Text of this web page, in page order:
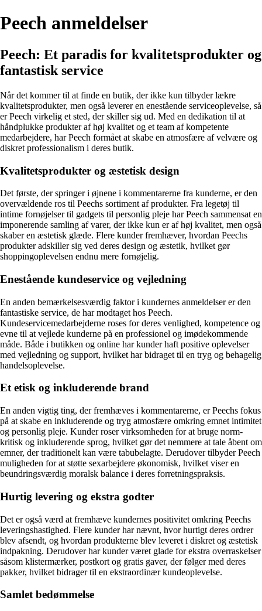
Peech anmeldelser
Peech: Et paradis for kvalitetsprodukter og
fantastisk service
Når det kommer til at finde en butik, der ikke kun tilbyder lækre
kvalitetsprodukter, men også leverer en enestående serviceoplevelse, så
er Peech virkelig et sted, der skiller sig ud. Med en dedikation til at
håndplukke produkter af høj kvalitet og et team af kompetente
medarbejdere, har Peech formået at skabe en atmosfære af velvære og
diskret professionalism i deres butik.
Kvalitetsprodukter og æstetisk design
Det første, der springer i øjnene i kommentarerne fra kunderne, er den
overvældende ros til Peechs sortiment af produkter. Fra legetøj til
intime fornøjelser til gadgets til personlig pleje har Peech sammensat en
imponerende samling af varer, der ikke kun er af høj kvalitet, men også
skaber en æstetisk glæde. Flere kunder fremhæver, hvordan Peechs
produkter adskiller sig ved deres design og æstetik, hvilket gør
shoppingoplevelsen endnu mere fornøjelig.
Enestående kundeservice og vejledning
En anden bemærkelsesværdig faktor i kundernes anmeldelser er den
fantastiske service, de har modtaget hos Peech.
Kundeservicemedarbejderne roses for deres venlighed, kompetence og
evne til at vejlede kunderne på en professionel og imødekommende
måde. Både i butikken og online har kunder haft positive oplevelser
med vejledning og support, hvilket har bidraget til en tryg og behagelig
handelsoplevelse.
Et etisk og inkluderende brand
En anden vigtig ting, der fremhæves i kommentarerne, er Peechs fokus
på at skabe en inkluderende og tryg atmosfære omkring emnet intimitet
og personlig pleje. Kunder roser virksomheden for at bruge norm-
kritisk og inkluderende sprog, hvilket gør det nemmere at tale åbent om
emner, der traditionelt kan være tabubelagte. Derudover tilbyder Peech
muligheden for at støtte sexarbejdere økonomisk, hvilket viser en
beundringsværdig moralsk balance i deres forretningspraksis.
Hurtig levering og ekstra godter
Det er også værd at fremhæve kundernes positivitet omkring Peechs
leveringshastighed. Flere kunder har nævnt, hvor hurtigt deres ordrer
blev afsendt, og hvordan produkterne blev leveret i diskret og æstetisk
indpakning. Derudover har kunder været glade for ekstra overraskelser
såsom klistermærker, postkort og gratis gaver, der følger med deres
pakker, hvilket bidrager til en ekstraordinær kundeoplevelse.
Samlet bedømmelse